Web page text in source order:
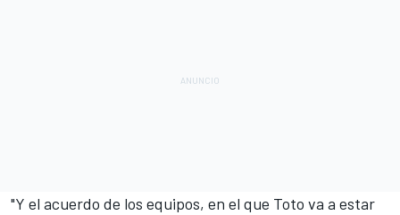
"Y el acuerdo de los equipos, en el que Toto va a estar